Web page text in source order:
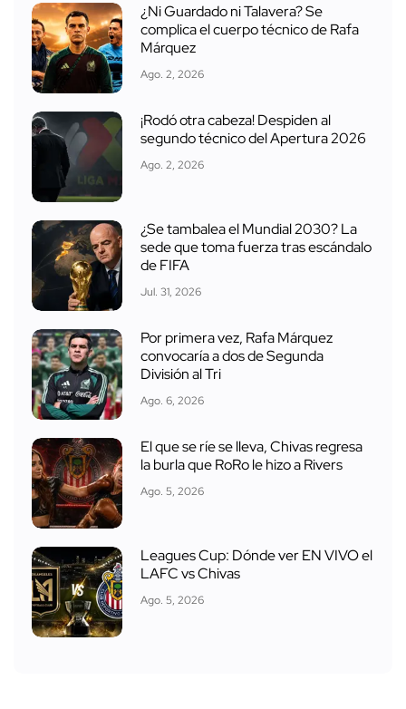
¿Ni Guardado ni Talavera? Se
complica el cuerpo técnico de Rafa
Márquez
Ago. 2, 2026
¡Rodó otra cabeza! Despiden al
segundo técnico del Apertura 2026
Ago. 2, 2026
¿Se tambalea el Mundial 2030? La
sede que toma fuerza tras escándalo
de FIFA
Jul. 31, 2026
Por primera vez, Rafa Márquez
convocaría a dos de Segunda
División al Tri
Ago. 6, 2026
El que se ríe se lleva, Chivas regresa
la burla que RoRo le hizo a Rivers
Ago. 5, 2026
Leagues Cup: Dónde ver EN VIVO el
LAFC vs Chivas
Ago. 5, 2026